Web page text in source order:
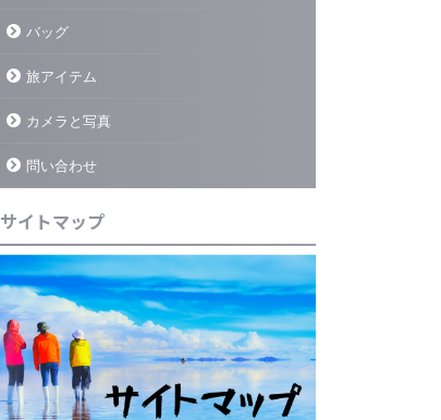
バッグ
旅アイテム
カメラと写真
問い合わせ
サイトマップ